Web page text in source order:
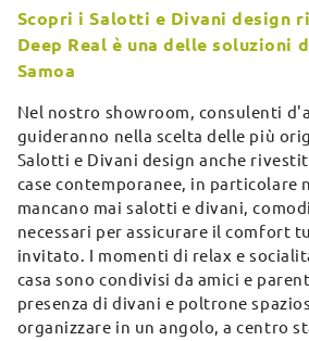
Scopri i Salotti e Divani design
Deep Real è una delle soluzioni
Samoa
Nel nostro showroom, consulenti
guideranno nella scelta delle più
Salotti e Divani design anche
case contemporanee, in particolare
mancano mai salotti e divani,
necessari per assicurare il comfort
invitato. I momenti di relax e
casa sono condivisi da amici e
presenza di divani e poltrone
organizzare in un angolo, a centro